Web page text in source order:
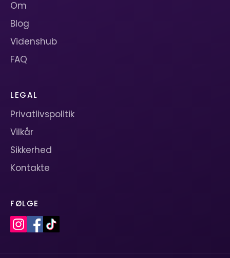
Om
Blog
Videnshub
FAQ
LEGAL
Privatlivspolitik
Vilkår
Sikkerhed
Kontakte
FØLGE